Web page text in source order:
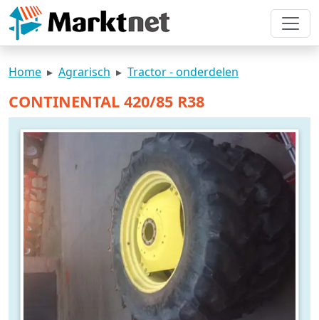
Home Agrarisch Tractor - onderdelen
CONTINENTAL 420/85 R38